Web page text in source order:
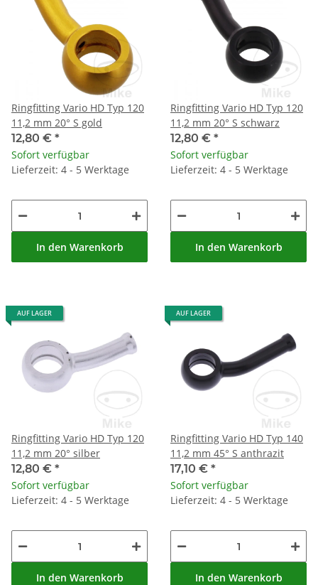
Ringfitting Vario HD Typ 120
11,2 mm 20° S gold
12,80 € *
Sofort verfügbar
Lieferzeit: 4 - 5 Werktage
In den Warenkorb
Ringfitting Vario HD Typ 120
11,2 mm 20° S schwarz
12,80 € *
Sofort verfügbar
Lieferzeit: 4 - 5 Werktage
In den Warenkorb
AUF LAGER
Ringfitting Vario HD Typ 120
11,2 mm 20° silber
12,80 € *
Sofort verfügbar
Lieferzeit: 4 - 5 Werktage
In den Warenkorb
AUF LAGER
Ringfitting Vario HD Typ 140
11,2 mm 45° S anthrazit
17,10 € *
Sofort verfügbar
Lieferzeit: 4 - 5 Werktage
In den Warenkorb